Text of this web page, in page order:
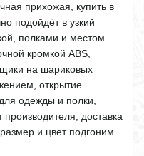
прихожая, купить в
подойдёт в узкий
полками и местом
кромкой ABS,
на шариковых
открытие
одежды и полки,
доставка
и цвет подгоним